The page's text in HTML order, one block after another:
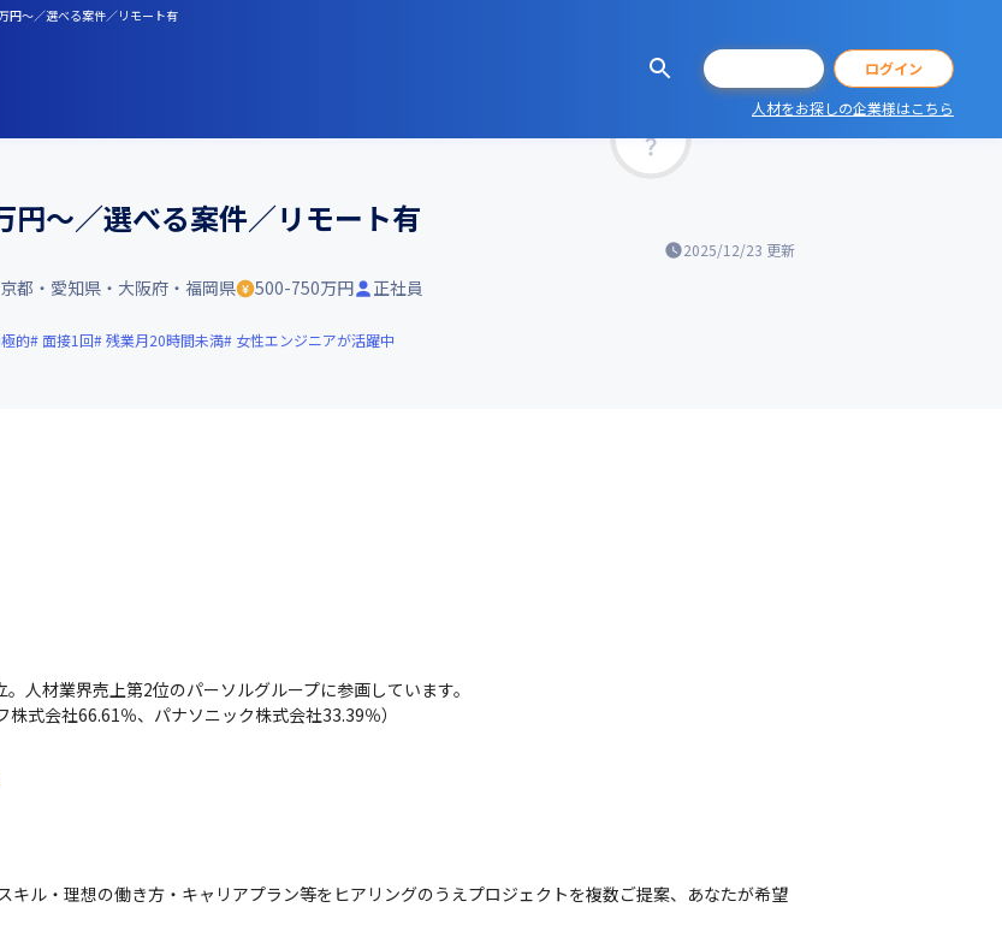
円～／選べる案件／リモート有
ログイン
人材をお探しの企業様はこちら
～／選べる案件／リモート有
2025/12/23 更新
都・愛知県・大阪府・福岡県 500-750万円 正社員
的 面接1回 残業月20時間未満 女性エンジニアが活躍中
人材業界売上第2位のパーソルグループに参画しています。
式会社66.61％、パナソニック株式会社33.39％）
キル・理想の働き方・キャリアプラン等をヒアリングのうえプロジェクトを複数ご提案、あなたが希望